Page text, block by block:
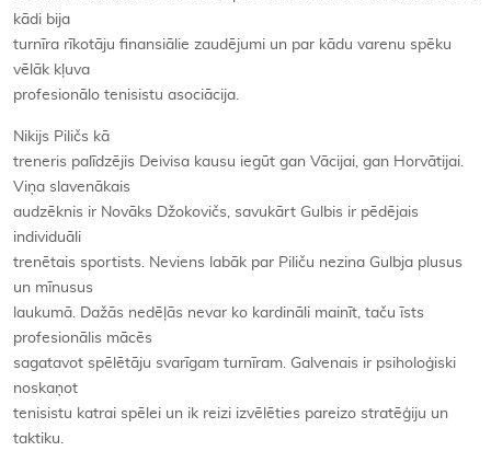
kādi bija
turnīra rīkotāju finansiālie zaudējumi un par kādu varenu spēku
vēlāk kļuva
profesionālo tenisistu asociācija.
Nikijs Piličs kā
treneris palīdzējis Deivisa kausu iegūt gan Vācijai, gan Horvātijai.
Viņa slavenākais
audzēknis ir Novāks Džokovičs, savukārt Gulbis ir pēdējais
individuāli
trenētais sportists. Neviens labāk par Piliču nezina Gulbja plusus
un mīnusus
laukumā. Dažās nedēļās nevar ko kardināli mainīt, taču īsts
profesionālis mācēs
sagatavot spēlētāju svarīgam turnīram. Galvenais ir psiholoģiski
noskaņot
tenisistu katrai spēlei un ik reizi izvēlēties pareizo stratēģiju un
taktiku.